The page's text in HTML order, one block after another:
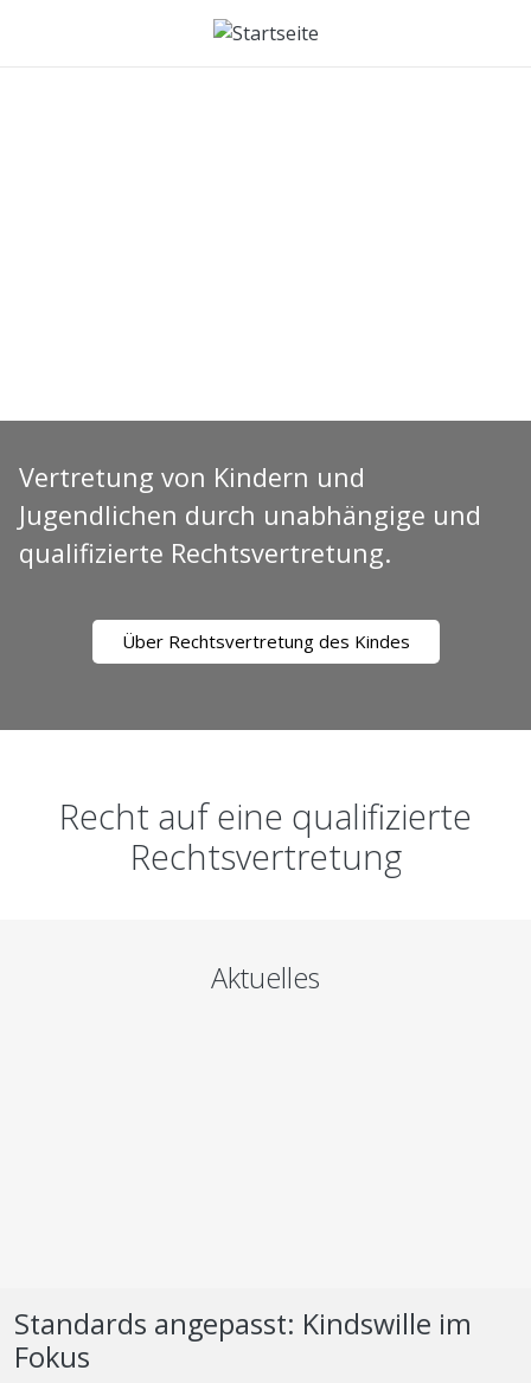
Vertretung von Kindern und
Jugendlichen durch unabhängige und
qualifizierte Rechtsvertretung.
Über Rechtsvertretung des Kindes
Recht auf eine qualifizierte
Rechtsvertretung
Aktuelles
Standards angepasst: Kindswille im
Fokus